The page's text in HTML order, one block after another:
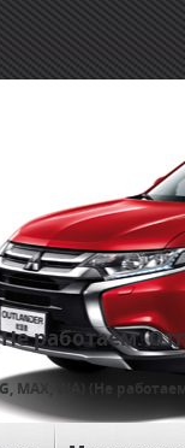
работаем.
MAX, WA) (Не